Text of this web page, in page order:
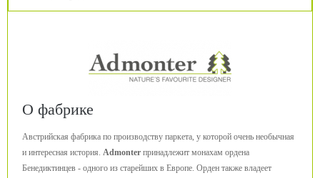
О фабрике
Австрийская фабрика по производству паркета, у которой очень необычная
и интересная история. Admonter принадлежит монахам ордена
Бенедиктинцев - одного из старейших в Европе. Орден также владеет